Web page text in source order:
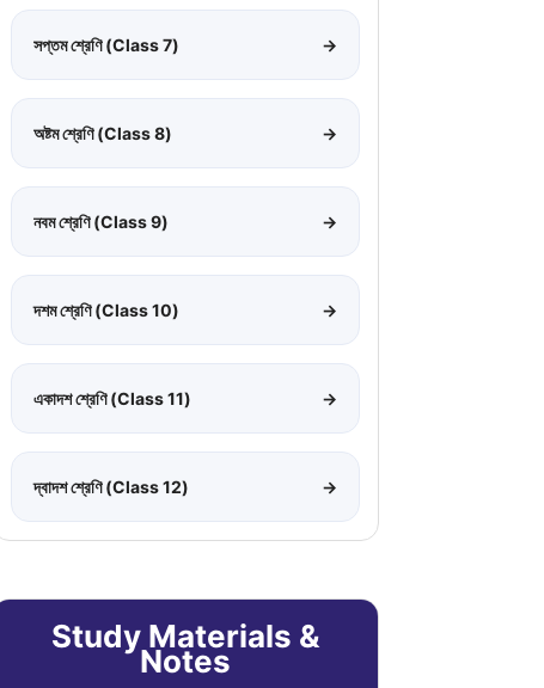
সপ্তম শ্রেণি (Class 7) →
অষ্টম শ্রেণি (Class 8) →
নবম শ্রেণি (Class 9) →
দশম শ্রেণি (Class 10) →
একাদশ শ্রেণি (Class 11) →
দ্বাদশ শ্রেণি (Class 12) →
Study Materials &
Notes